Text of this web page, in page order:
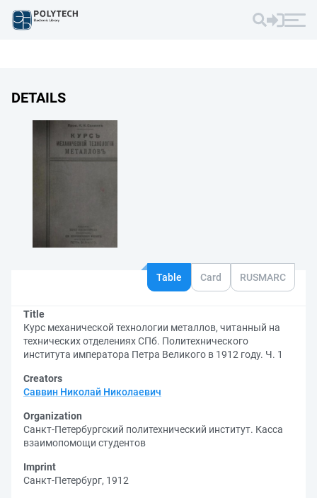
DETAILS
Table Card RUSMARC
Title
Курс механической технологии металлов, читанный на
технических отделениях СПб. Политехнического
института императора Петра Великого в 1912 году. Ч. 1
Creators
Саввин Николай Николаевич
Organization
Санкт-Петербургский политехнический институт. Касса
взаимопомощи студентов
Imprint
Санкт-Петербург, 1912